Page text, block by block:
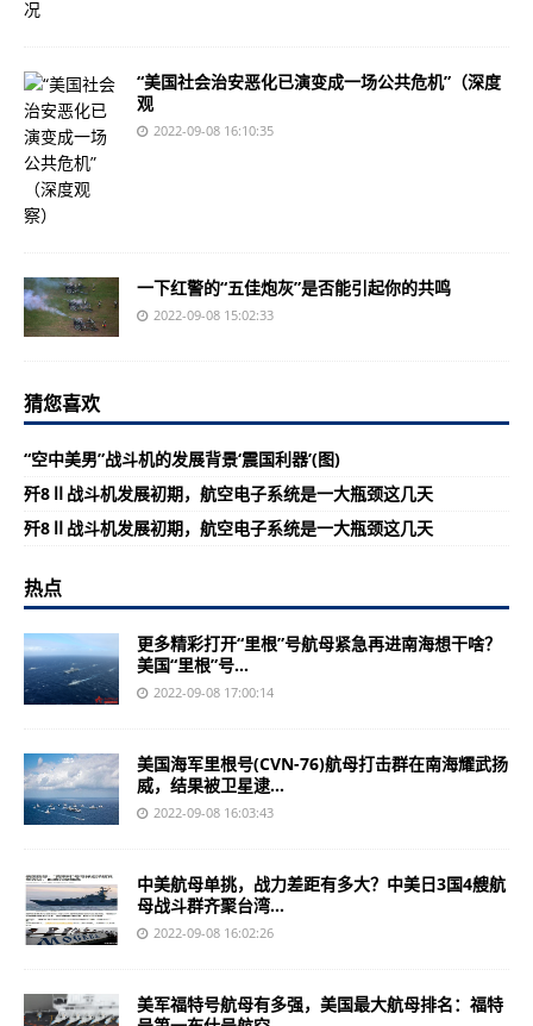
“美国社会治安恶化已演变成一场公共危机”（深度
观
2022-09-08 16:10:35
一下红警的“五佳炮灰”是否能引起你的共鸣
2022-09-08 15:02:33
猜您喜欢
“空中美男”战斗机的发展背景‘震国利器’(图)
歼8Ⅱ战斗机发展初期，航空电子系统是一大瓶颈这几天
歼8Ⅱ战斗机发展初期，航空电子系统是一大瓶颈这几天
热点
更多精彩打开“里根”号航母紧急再进南海想干啥？
美国“里根”号...
2022-09-08 17:00:14
美国海军里根号(CVN-76)航母打击群在南海耀武扬
威，结果被卫星逮...
2022-09-08 16:03:43
中美航母单挑，战力差距有多大？中美日3国4艘航
母战斗群齐聚台湾...
2022-09-08 16:02:26
美军福特号航母有多强，美国最大航母排名：福特